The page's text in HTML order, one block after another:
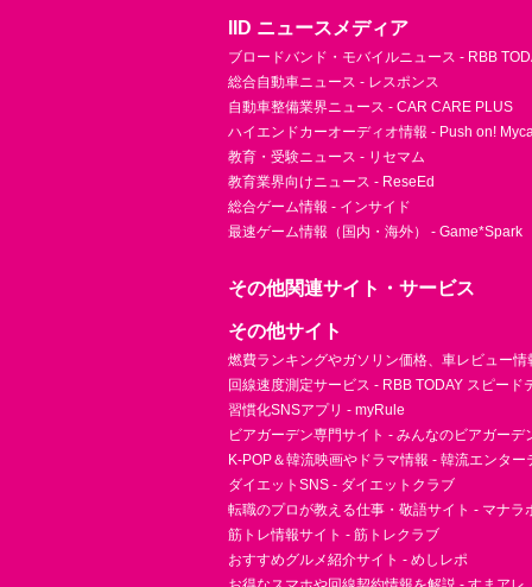
IID ニュースメディア
ブロードバンド・モバイルニュース - RBB
総合自動車ニュース - レスポンス
自動車整備業界ニュース - CAR CARE PLUS
ハイエンドカーオーディオ情報 - Push on!
教育・受験ニュース - リセマム
教育業界向けニュース - ReseEd
総合ゲーム情報 - インサイド
最速ゲーム情報（国内・海外） - Game*Spark
その他関連サイト・サービス
その他サイト
燃費ランキングやガソリン価格、車レビュー情
回線速度測定サービス - RBB TODAY スピード
習慣化SNSアプリ - myRule
ビアガーデン専門サイト - みんなのビアガーデ
K-POP＆韓流映画やドラマ情報 - 韓流エンター
ダイエットSNS - ダイエットクラブ
転職のプロが教える仕事・敬語サイト - マナラ
筋トレ情報サイト - 筋トレクラブ
おすすめグルメ紹介サイト - めしレポ